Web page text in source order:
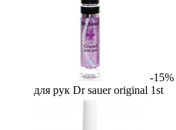
-15%
для рук Dr sauer original 1st